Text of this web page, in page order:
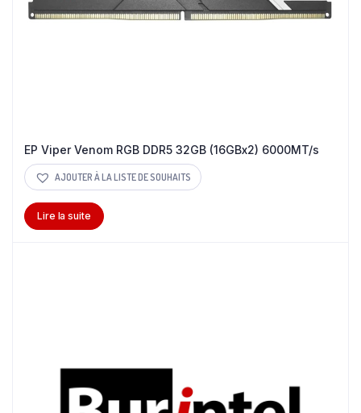
EP Viper Venom RGB DDR5 32GB (16GBx2) 6000MT/s
AJOUTER À LA LISTE DE SOUHAITS
Lire la suite